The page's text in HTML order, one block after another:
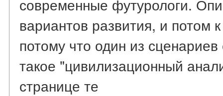
современные футурологи.
вариантов развития, и потом
потому что один из
такое "цивилизационный
странице те